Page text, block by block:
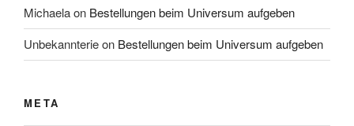
Michaelaon Bestellungen beim Universum aufgeben
Unbekannterieon Bestellungen beim Universum aufgeben
META